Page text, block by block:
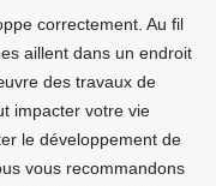
correctement. Au fil
aillent dans un endroit
des travaux de
impacter votre vie
le développement de
vous recommandons